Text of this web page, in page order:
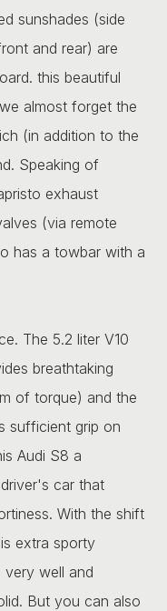
sunshades (side
and rear) are
this beautiful
almost forget the
(in addition to the
Speaking of
exhaust
(via remote
has a towbar with a
The 5.2 liter V10
breathtaking
of torque) and the
sufficient grip on
Audi S8 a
car that
With the shift
extra sporty
very well and
But you can also